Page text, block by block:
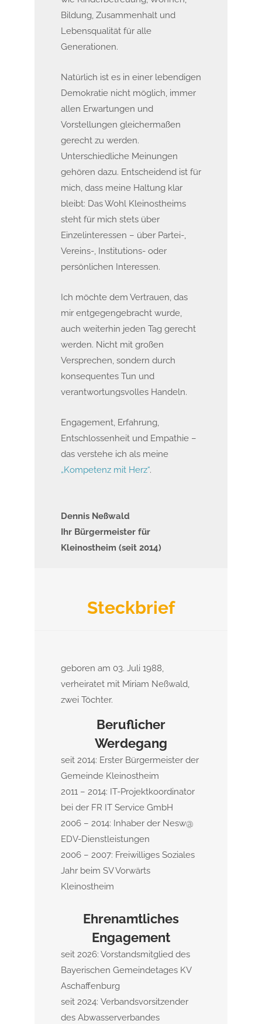
Bildung, Zusammenhalt und
Lebensqualität für alle
Generationen.
Natürlich ist es in einer lebendigen
Demokratie nicht möglich, immer
allen Erwartungen und
Vorstellungen gleichermaßen
gerecht zu werden.
Unterschiedliche Meinungen
gehören dazu. Entscheidend ist für
mich, dass meine Haltung klar
bleibt: Das Wohl Kleinostheims
steht für mich stets über
Einzelinteressen – über Partei-,
Vereins-, Institutions- oder
persönlichen Interessen.
Ich möchte dem Vertrauen, das
mir entgegengebracht wurde,
auch weiterhin jeden Tag gerecht
werden. Nicht mit großen
Versprechen, sondern durch
konsequentes Tun und
verantwortungsvolles Handeln.
Engagement, Erfahrung,
Entschlossenheit und Empathie –
das verstehe ich als meine
„Kompetenz mit Herz“.
Dennis Neßwald
Ihr Bürgermeister für
Kleinostheim (seit 2014)
Steckbrief
geboren am 03. Juli 1988,
verheiratet mit Miriam Neßwald,
zwei Töchter.
Beruflicher
Werdegang
seit 2014: Erster Bürgermeister der
Gemeinde Kleinostheim
2011 – 2014: IT-Projektkoordinator
bei der FR IT Service GmbH
2006 – 2014: Inhaber der Nesw@
EDV-Dienstleistungen
2006 – 2007: Freiwilliges Soziales
Jahr beim SV Vorwärts
Kleinostheim
Ehrenamtliches
Engagement
seit 2026: Vorstandsmitglied des
Bayerischen Gemeindetages KV
Aschaffenburg
seit 2024: Verbandsvorsitzender
des Abwasserverbandes